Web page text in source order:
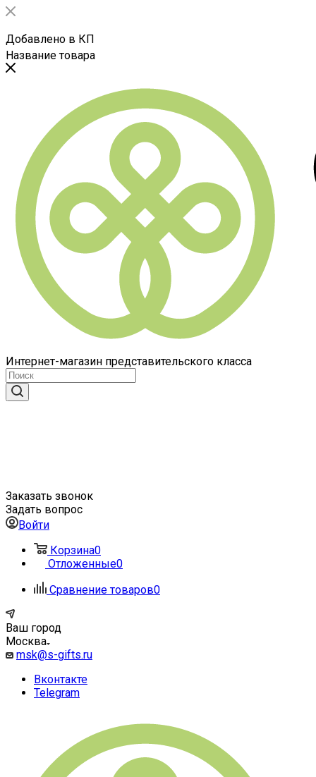
Добавлено в КП
Название товара
Интернет-магазин представительского класса
Заказать звонок
Задать вопрос
Войти
Корзина0
Отложенные0
Сравнение товаров0
Ваш город
Москва
msk@s-gifts.ru
Вконтакте
Telegram